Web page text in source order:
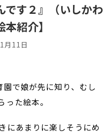
です２』（いしかわ
紹介】
月11日
で娘が先に知り、むし
た絵本。
にあまりに楽しそうにめ